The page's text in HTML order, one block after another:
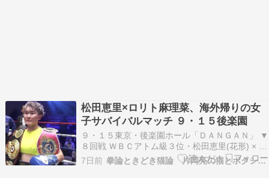
松田恵里×ロリト麻理菜、海外帰りの女
子サバイバルマッチ ９・１５後楽園
９・１５東京・後楽園ホール「ＤＡＮＧＡＮ」 ▼
８回戦 ＷＢＣアトム級３位・松田恵里(花形) × Ｗ
ＢＯ５位・ロリト麻理菜(エスペランサ) ▼日本女
子フェザー級王座決
7日前 拳論ときどき猫論 片岡亮の猫とボクシング日記